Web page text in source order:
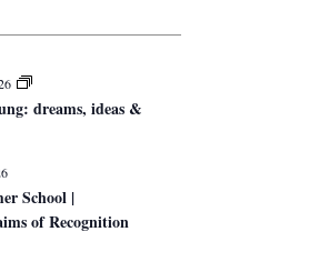
dreams, ideas &
School |
of Recognition